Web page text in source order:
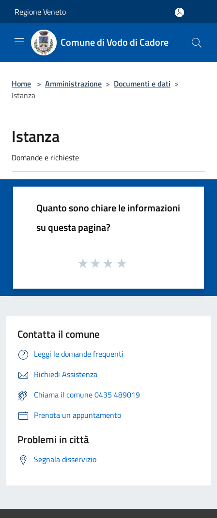
Regione Veneto
Comune di Vodo di Cadore
Home > Amministrazione > Documenti e dati >
Istanza
Istanza
Domande e richieste
Quanto sono chiare le informazioni
su questa pagina?
Contatta il comune
Leggi le domande frequenti
Richiedi Assistenza
Chiama il comune 0435 489019
Prenota un appuntamento
Problemi in città
Segnala disservizio